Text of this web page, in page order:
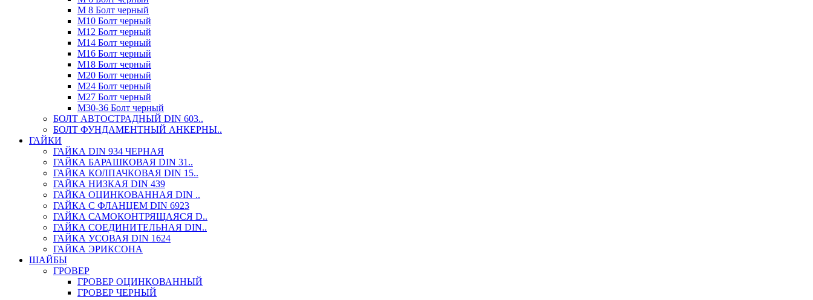
М 8 Болт черный
М10 Болт черный
М12 Болт черный
М14 Болт черный
М16 Болт черный
М18 Болт черный
М20 Болт черный
М24 Болт черный
М27 Болт черный
М30-36 Болт черный
БОЛТ АВТОСТРАДНЫЙ DIN 603..
БОЛТ ФУНДАМЕНТНЫЙ АНКЕРНЫ..
ГАЙКИ
ГАЙКА DIN 934 ЧЕРНАЯ
ГАЙКА БАРАШКОВАЯ DIN 31..
ГАЙКА КОЛПАЧКОВАЯ DIN 15..
ГАЙКА НИЗКАЯ DIN 439
ГАЙКА ОЦИНКОВАННАЯ DIN ..
ГАЙКА С ФЛАНЦЕМ DIN 6923
ГАЙКА САМОКОНТРЯЩАЯСЯ D..
ГАЙКА СОЕДИНИТЕЛЬНАЯ DIN..
ГАЙКА УСОВАЯ DIN 1624
ГАЙКА ЭРИКСОНА
ШАЙБЫ
ГРОВЕР
ГРОВЕР ОЦИНКОВАННЫЙ
ГРОВЕР ЧЕРНЫЙ